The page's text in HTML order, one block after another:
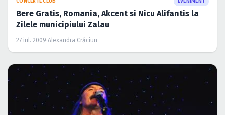
CONCERTE CLUB EVENIMENT
Bere Gratis, Romania, Akcent si Nicu Alifantis la
Zilele municipiului Zalau
27 iul. 2009·Alexandra Crăciun